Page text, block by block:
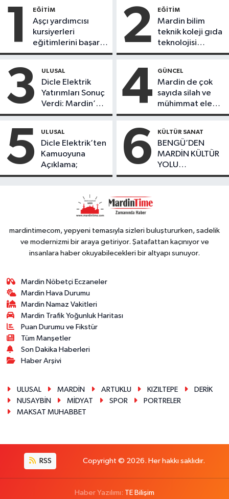
1 EĞİTİM
Aşçı yardımcısı
kursiyerleri
eğitimlerini başarı
ile tamamladı
2 EĞİTİM
Mardin bilim
teknik koleji gıda
teknolojisi
öğrencileri
ürünlerini satarak
köydeki
çoçuklara kitap
desteğinde
bulundu
3 ULUSAL
Dicle Elektrik
Yatırımları Sonuç
Verdi: Mardin’de
Kayıp Kaçak
Düşüş
4 GÜNCEL
Mardin de çok
sayıda silah ve
mühimmat ele
geçirildi
5 ULUSAL
Dicle Elektrik’ten
Kamuoyuna
Açıklama;
6 KÜLTÜR SANAT
BENGÜ’DEN
MARDİN KÜLTÜR
YOLU
FESTIVALİ’NDE
mardintimecom, yepyeni temasıyla sizleri buluştururken, sadelik
ve modernizmi bir araya getiriyor. Şatafattan kaçınıyor ve
insanlara haber okuyabilecekleri bir altyapı sunuyor.
Mardin Nöbetçi Eczaneler
Mardin Hava Durumu
Mardin Namaz Vakitleri
Mardin Trafik Yoğunluk Haritası
Puan Durumu ve Fikstür
Tüm Manşetler
Son Dakika Haberleri
Haber Arşivi
ULUSAL MARDİN ARTUKLU KIZILTEPE
DERİK
NUSAYBİN
MİDYAT SPOR
PORTRELER
MAKSAT MUHABBET
RSS Copyright © 2026. Her hakkı saklıdır.
Haber Yazılımı: TE Bilişim